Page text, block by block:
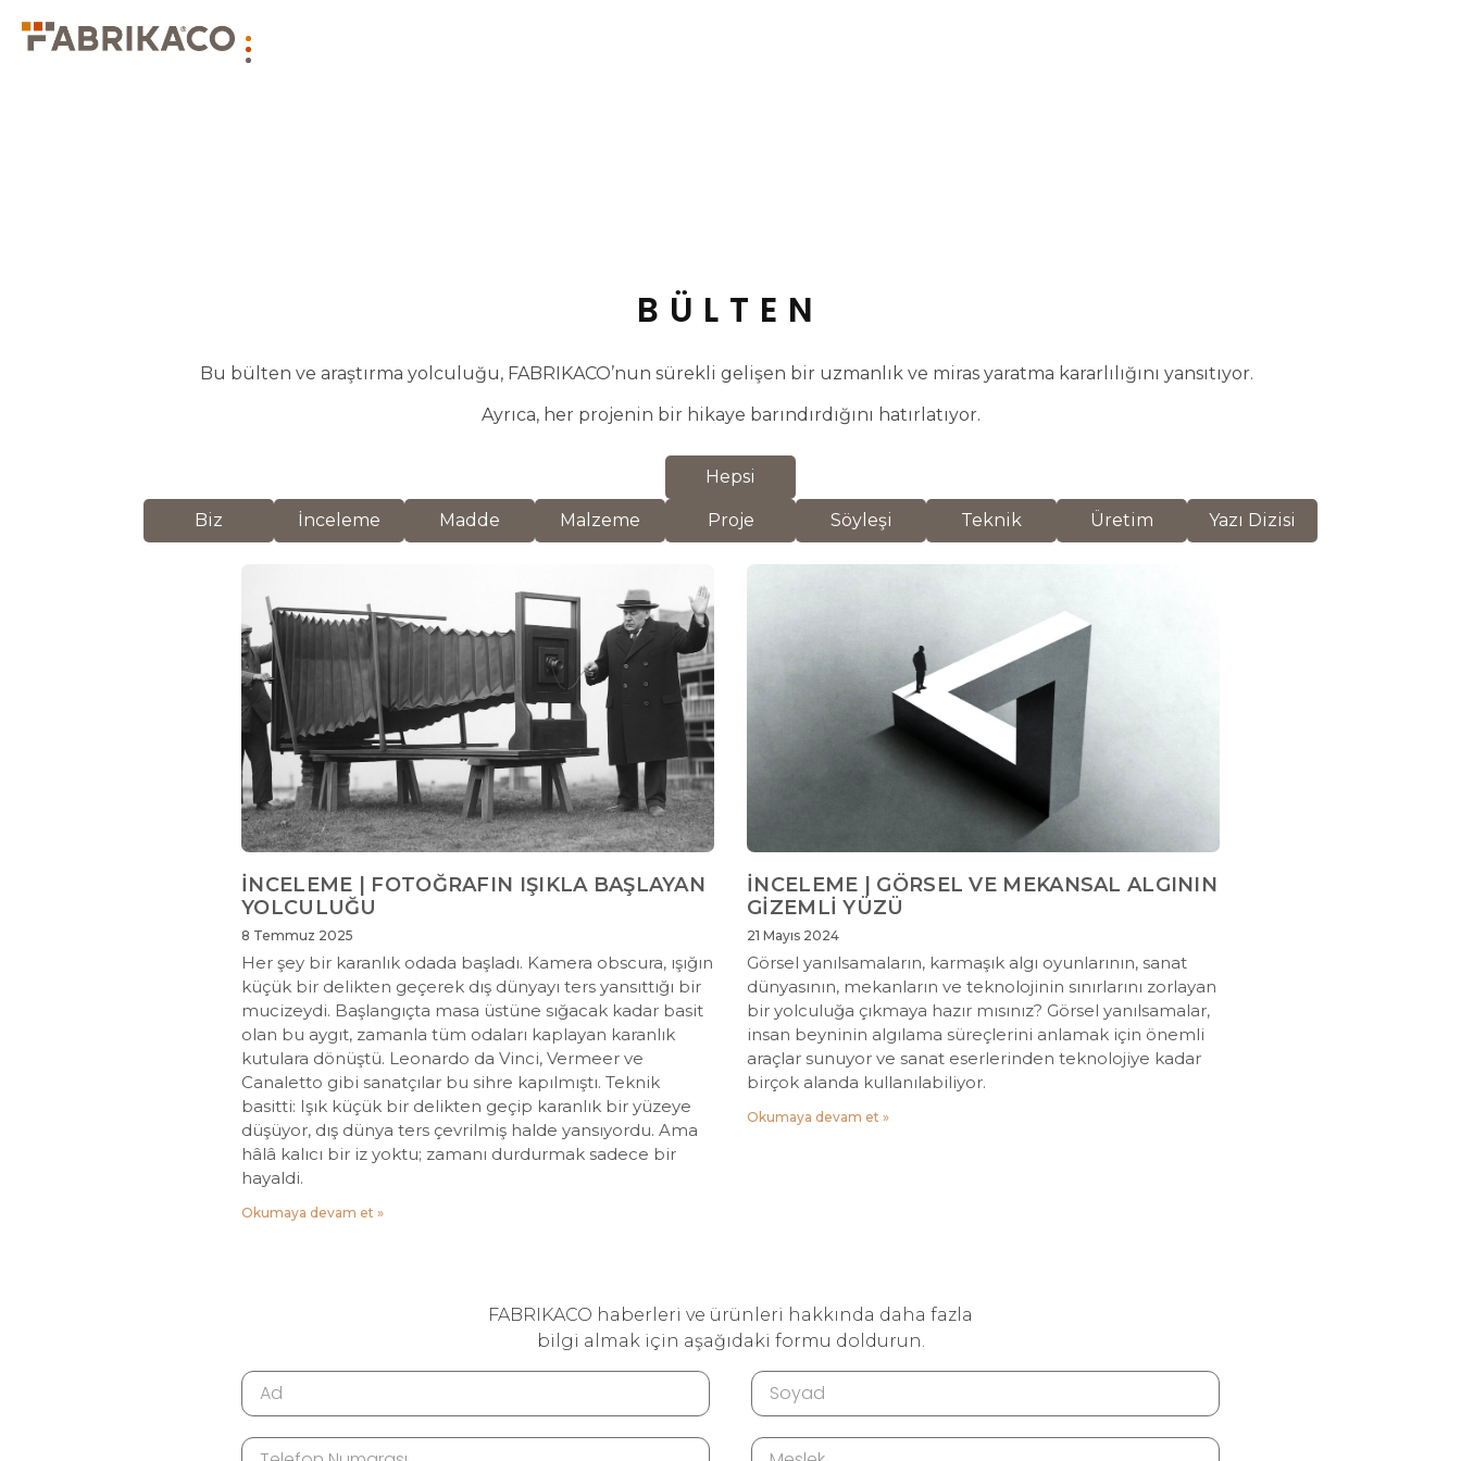
BÜLTEN
Bu bülten ve araştırma yolculuğu, FABRIKACO’nun sürekli gelişen bir uzmanlık ve miras yaratma kararlılığını yansıtıyor.
Ayrıca, her projenin bir hikaye barındırdığını hatırlatıyor.
Hepsi
Biz İnceleme Madde Malzeme Proje Söyleşi Teknik Üretim Yazı Dizisi
İNCELEME | FOTOĞRAFIN IŞIKLA BAŞLAYAN
YOLCULUĞU
8 Temmuz 2025
Her şey bir karanlık odada başladı. Kamera obscura, ışığın
küçük bir delikten geçerek dış dünyayı ters yansıttığı bir
mucizeydi. Başlangıçta masa üstüne sığacak kadar basit
olan bu aygıt, zamanla tüm odaları kaplayan karanlık
kutulara dönüştü. Leonardo da Vinci, Vermeer ve
Canaletto gibi sanatçılar bu sihre kapılmıştı. Teknik
basitti: Işık küçük bir delikten geçip karanlık bir yüzeye
düşüyor, dış dünya ters çevrilmiş halde yansıyordu. Ama
hâlâ kalıcı bir iz yoktu; zamanı durdurmak sadece bir
hayaldi.
Okumaya devam et »
İNCELEME | GÖRSEL VE MEKANSAL ALGININ
GİZEMLİ YÜZÜ
21 Mayıs 2024
Görsel yanılsamaların, karmaşık algı oyunlarının, sanat
dünyasının, mekanların ve teknolojinin sınırlarını zorlayan
bir yolculuğa çıkmaya hazır mısınız? Görsel yanılsamalar,
insan beyninin algılama süreçlerini anlamak için önemli
araçlar sunuyor ve sanat eserlerinden teknolojiye kadar
birçok alanda kullanılabiliyor.
Okumaya devam et »
FABRIKACO haberleri ve ürünleri hakkında daha fazla
bilgi almak için aşağıdaki formu doldurun.